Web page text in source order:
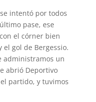
intentó por todos
pase, ese
el córner bien
gol de Bergessio.
administramos un
abrió Deportivo
partido, y tuvimos